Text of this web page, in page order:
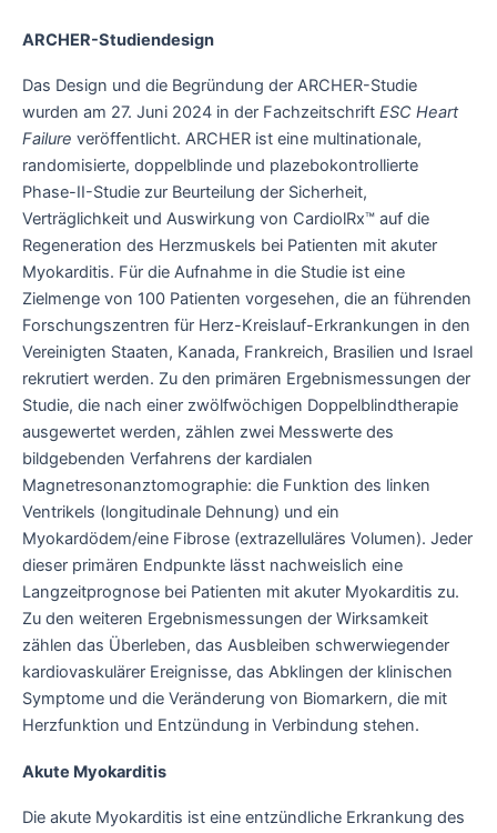
ARCHER-Studiendesign
Das Design und die Begründung der ARCHER-Studie
wurden am 27. Juni 2024 in der Fachzeitschrift ESC Heart
Failure veröffentlicht. ARCHER ist eine multinationale,
randomisierte, doppelblinde und plazebokontrollierte
Phase-II-Studie zur Beurteilung der Sicherheit,
Verträglichkeit und Auswirkung von CardiolRx™ auf die
Regeneration des Herzmuskels bei Patienten mit akuter
Myokarditis. Für die Aufnahme in die Studie ist eine
Zielmenge von 100 Patienten vorgesehen, die an führenden
Forschungszentren für Herz-Kreislauf-Erkrankungen in den
Vereinigten Staaten, Kanada, Frankreich, Brasilien und Israel
rekrutiert werden. Zu den primären Ergebnismessungen der
Studie, die nach einer zwölfwöchigen Doppelblindtherapie
ausgewertet werden, zählen zwei Messwerte des
bildgebenden Verfahrens der kardialen
Magnetresonanztomographie: die Funktion des linken
Ventrikels (longitudinale Dehnung) und ein
Myokardödem/eine Fibrose (extrazelluläres Volumen). Jeder
dieser primären Endpunkte lässt nachweislich eine
Langzeitprognose bei Patienten mit akuter Myokarditis zu.
Zu den weiteren Ergebnismessungen der Wirksamkeit
zählen das Überleben, das Ausbleiben schwerwiegender
kardiovaskulärer Ereignisse, das Abklingen der klinischen
Symptome und die Veränderung von Biomarkern, die mit
Herzfunktion und Entzündung in Verbindung stehen.
Akute Myokarditis
Die akute Myokarditis ist eine entzündliche Erkrankung des